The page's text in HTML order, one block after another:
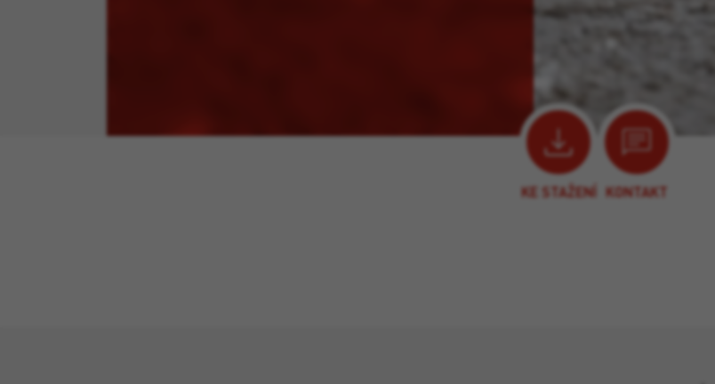
KE STAŽENÍ KONTAKT